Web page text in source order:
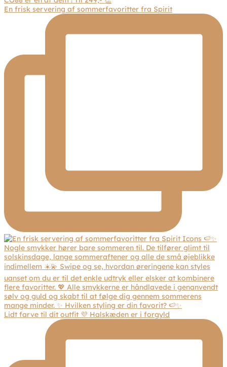
En frisk servering af sommerfavoritter fra Spirit
Lidt farve til dit outfit 💜 Halskæden er i forgyld